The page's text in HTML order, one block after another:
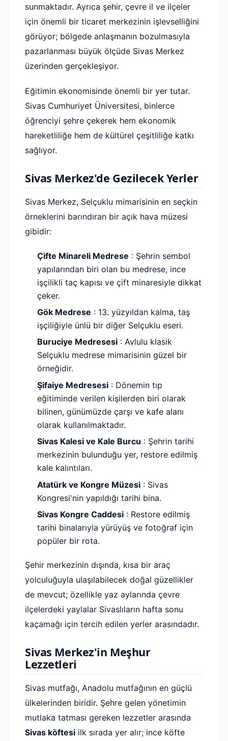
sunmaktadır. Ayrıca şehir, çevre il ve ilçeler
için önemli bir ticaret merkezinin işlevselliğini
görüyor; bölgede anlaşmanın bozulmasıyla
pazarlanması büyük ölçüde Sivas Merkez
üzerinden gerçekleşiyor.
Eğitimin ekonomisinde önemli bir yer tutar.
Sivas Cumhuriyet Üniversitesi, binlerce
öğrenciyi şehre çekerek hem ekonomik
hareketliliğe hem de kültürel çeşitliliğe katkı
sağlıyor.
Sivas Merkez'de Gezilecek Yerler
Sivas Merkez, Selçuklu mimarisinin en seçkin
örneklerini barındıran bir açık hava müzesi
gibidir:
Çifte Minareli Medrese : Şehrin sembol
yapılarından biri olan bu medrese, ince
işçilikli taç kapısı ve çift minaresiyle dikkat
çeker.
Gök Medrese : 13. yüzyıldan kalma, taş
işçiliğiyle ünlü bir diğer Selçuklu eseri.
Buruciye Medresesi : Avlulu klasik
Selçuklu medrese mimarisinin güzel bir
örneğidir.
Şifaiye Medresesi : Dönemin tıp
eğitiminde verilen kişilerden biri olarak
bilinen, günümüzde çarşı ve kafe alanı
olarak kullanılmaktadır.
Sivas Kalesi ve Kale Burcu : Şehrin tarihi
merkezinin bulunduğu yer, restore edilmiş
kale kalıntıları.
Atatürk ve Kongre Müzesi : Sivas
Kongresi'nin yapıldığı tarihi bina.
Sivas Kongre Caddesi : Restore edilmiş
tarihi binalarıyla yürüyüş ve fotoğraf için
popüler bir rota.
Şehir merkezinin dışında, kısa bir araç
yolculuğuyla ulaşılabilecek doğal güzellikler
de mevcut; özellikle yaz aylarında çevre
ilçelerdeki yaylalar Sivaslıların hafta sonu
kaçamağı için tercih edilen yerler arasındadır.
Sivas Merkez'in Meşhur
Lezzetleri
Sivas mutfağı, Anadolu mutfağının en güçlü
ülkelerinden biridir. Şehre gelen yönetimin
mutlaka tatması gereken lezzetler arasında
Sivas köftesi ilk sırada yer alır; ince köfte